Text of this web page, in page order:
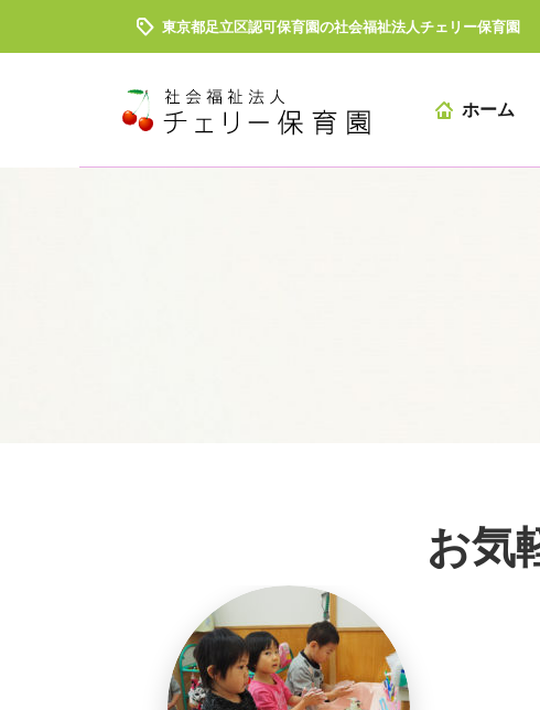
東京都足立区認可保育園の社会福祉法人チェリー保育園
ホーム
お気